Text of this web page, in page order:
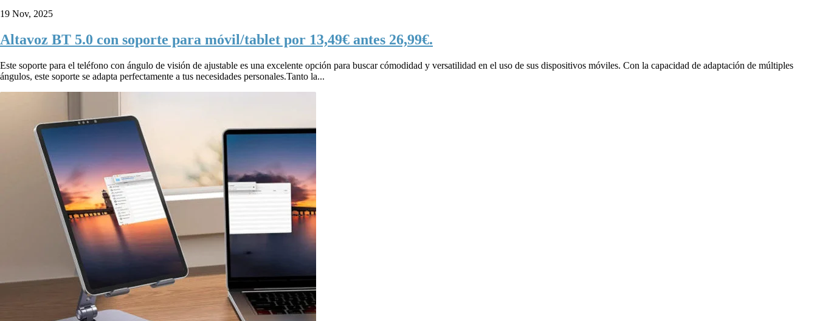
19 Nov, 2025
Altavoz BT 5.0 con soporte para móvil/tablet por 13,49€ antes 26,99€.
Este soporte para el teléfono con ángulo de visión de ajustable es una excelente opción para buscar cómodidad y versatilidad en el uso de sus dispositivos móviles. Con la capacidad de adaptación de múltiples
ángulos, este soporte se adapta perfectamente a tus necesidades personales.Tanto la...